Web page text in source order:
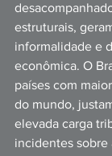
estruturais,
informalidade e
econômica. O
países com
do mundo,
elevada carga
incidentes sobre